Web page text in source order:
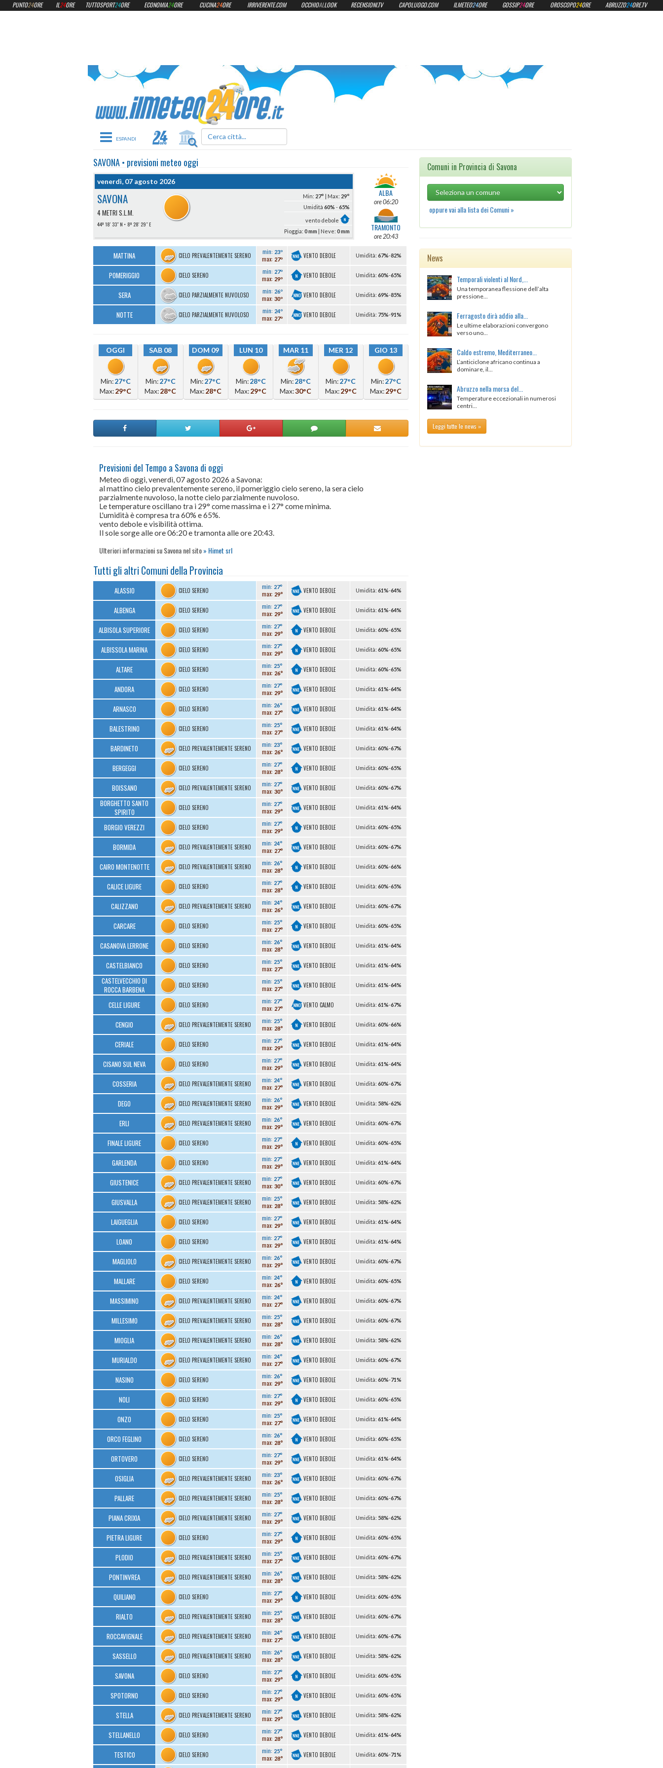
ilmeteo24ore.it
Toggle navigation
SAVONA• previsioni meteo oggi
venerdì, 07 agosto 2026
SAVONA
4 METRI S.L.M.
44º 18′ 33″ N 8º 28′ 29″ E
Min: 27° | Max: 29°
Umidità60%-65%
vento debole
Pioggia:0 mm | Neve:0 mm
ALBA
ore 06:20
TRAMONTO
ore 20:43
MATTINA CIELO PREVALENTEMENTE SERENO min: 23º
max: 27º VENTO DEBOLE Umidità: 67%-82%
POMERIGGIO CIELO SERENO min: 27º
max: 29º VENTO DEBOLE Umidità: 60%-65%
SERA CIELO PARZIALMENTE NUVOLOSO min: 26º
max: 30º VENTO DEBOLE Umidità: 69%-85%
NOTTE CIELO PARZIALMENTE NUVOLOSO min: 24º
max: 27º VENTO DEBOLE Umidità: 75%-91%
OGGI
Min:27°C
Max:29°C
SAB 08
Min:27°C
Max:28°C
DOM 09
Min:27°C
Max:28°C
LUN 10
Min:28°C
Max:29°C
MAR 11
Min:28°C
Max:30°C
MER 12
Min:27°C
Max:29°C
GIO 13
Min:27°C
Max:29°C
Previsioni del Tempo a Savona di oggi
Meteo di oggi, venerdì, 07 agosto 2026 a Savona:
al mattino cielo prevalentemente sereno, il pomeriggio cielo sereno, la sera cielo
parzialmente nuvoloso, la notte cielo parzialmente nuvoloso.
Le temperature oscillano tra i 29° come massima e i 27° come minima.
L'umidità è compresa tra 60% e 65%.
vento debole e visibilità ottima.
Il sole sorge alle ore 06:20 e tramonta alle ore 20:43.
Ulteriori informazioni su Savona nel sito Himet srl
Tutti gli altri Comuni della Provincia
ALASSIO CIELO SERENO min: 27°
max: 29° VENTO DEBOLE Umidità: 61%-64%
ALBENGA CIELO SERENO min: 27°
max: 29° VENTO DEBOLE Umidità: 61%-64%
ALBISOLA SUPERIORE CIELO SERENO min: 27°
max: 29° VENTO DEBOLE Umidità: 60%-65%
ALBISSOLA MARINA CIELO SERENO min: 27°
max: 29° VENTO DEBOLE Umidità: 60%-65%
ALTARE CIELO SERENO min: 25°
max: 26° VENTO DEBOLE Umidità: 60%-65%
ANDORA CIELO SERENO min: 27°
max: 29° VENTO DEBOLE Umidità: 61%-64%
ARNASCO CIELO SERENO min: 26°
max: 27° VENTO DEBOLE Umidità: 61%-64%
BALESTRINO CIELO SERENO min: 25°
max: 27° VENTO DEBOLE Umidità: 61%-64%
BARDINETO CIELO PREVALENTEMENTE SERENO min: 23°
max: 26° VENTO DEBOLE Umidità: 60%-67%
BERGEGGI CIELO SERENO min: 27°
max: 28° VENTO DEBOLE Umidità: 60%-65%
BOISSANO CIELO PREVALENTEMENTE SERENO min: 27°
max: 30° VENTO DEBOLE Umidità: 60%-67%
BORGHETTO SANTO
SPIRITO
CIELO SERENO min: 27°
max: 29° VENTO DEBOLE Umidità: 61%-64%
BORGIO VEREZZI CIELO SERENO min: 27°
max: 29° VENTO DEBOLE Umidità: 60%-65%
BORMIDA CIELO PREVALENTEMENTE SERENO min: 24°
max: 27° VENTO DEBOLE Umidità: 60%-67%
CAIRO MONTENOTTE CIELO PREVALENTEMENTE SERENO min: 26°
max: 28° VENTO DEBOLE Umidità: 60%-66%
CALICE LIGURE CIELO SERENO min: 27°
max: 28° VENTO DEBOLE Umidità: 60%-65%
CALIZZANO CIELO PREVALENTEMENTE SERENO min: 24°
max: 26° VENTO DEBOLE Umidità: 60%-67%
CARCARE CIELO SERENO min: 25°
max: 27° VENTO DEBOLE Umidità: 60%-65%
CASANOVA LERRONE CIELO SERENO min: 26°
max: 28° VENTO DEBOLE Umidità: 61%-64%
CASTELBIANCO CIELO SERENO min: 25°
max: 27° VENTO DEBOLE Umidità: 61%-64%
CASTELVECCHIO DI
ROCCA BARBENA
CIELO SERENO min: 25°
max: 27° VENTO DEBOLE Umidità: 61%-64%
CELLE LIGURE CIELO SERENO min: 27°
max: 27° VENTO CALMO Umidità: 61%-67%
CENGIO CIELO PREVALENTEMENTE SERENO min: 25°
max: 28° VENTO DEBOLE Umidità: 60%-66%
CERIALE CIELO SERENO min: 27°
max: 29° VENTO DEBOLE Umidità: 61%-64%
CISANO SUL NEVA CIELO SERENO min: 27°
max: 29° VENTO DEBOLE Umidità: 61%-64%
COSSERIA CIELO PREVALENTEMENTE SERENO min: 24°
max: 27° VENTO DEBOLE Umidità: 60%-67%
DEGO CIELO PREVALENTEMENTE SERENO min: 26°
max: 29° VENTO DEBOLE Umidità: 58%-62%
ERLI CIELO PREVALENTEMENTE SERENO min: 26°
max: 29° VENTO DEBOLE Umidità: 60%-67%
FINALE LIGURE CIELO SERENO min: 27°
max: 29° VENTO DEBOLE Umidità: 60%-65%
GARLENDA CIELO SERENO min: 27°
max: 29° VENTO DEBOLE Umidità: 61%-64%
GIUSTENICE CIELO PREVALENTEMENTE SERENO min: 27°
max: 30° VENTO DEBOLE Umidità: 60%-67%
GIUSVALLA CIELO PREVALENTEMENTE SERENO min: 25°
max: 28° VENTO DEBOLE Umidità: 58%-62%
LAIGUEGLIA CIELO SERENO min: 27°
max: 29° VENTO DEBOLE Umidità: 61%-64%
LOANO CIELO SERENO min: 27°
max: 29° VENTO DEBOLE Umidità: 61%-64%
MAGLIOLO CIELO PREVALENTEMENTE SERENO min: 26°
max: 29° VENTO DEBOLE Umidità: 60%-67%
MALLARE CIELO SERENO min: 24°
max: 26° VENTO DEBOLE Umidità: 60%-65%
MASSIMINO CIELO PREVALENTEMENTE SERENO min: 24°
max: 27° VENTO DEBOLE Umidità: 60%-67%
MILLESIMO CIELO PREVALENTEMENTE SERENO min: 25°
max: 28° VENTO DEBOLE Umidità: 60%-67%
MIOGLIA CIELO PREVALENTEMENTE SERENO min: 26°
max: 28° VENTO DEBOLE Umidità: 58%-62%
MURIALDO CIELO PREVALENTEMENTE SERENO min: 24°
max: 27° VENTO DEBOLE Umidità: 60%-67%
NASINO CIELO SERENO min: 26°
max: 29° VENTO DEBOLE Umidità: 60%-71%
NOLI CIELO SERENO min: 27°
max: 29° VENTO DEBOLE Umidità: 60%-65%
ONZO CIELO SERENO min: 25°
max: 27° VENTO DEBOLE Umidità: 61%-64%
ORCO FEGLINO CIELO SERENO min: 26°
max: 28° VENTO DEBOLE Umidità: 60%-65%
ORTOVERO CIELO SERENO min: 27°
max: 29° VENTO DEBOLE Umidità: 61%-64%
OSIGLIA CIELO PREVALENTEMENTE SERENO min: 23°
max: 26° VENTO DEBOLE Umidità: 60%-67%
PALLARE CIELO PREVALENTEMENTE SERENO min: 25°
max: 28° VENTO DEBOLE Umidità: 60%-67%
PIANA CRIXIA CIELO PREVALENTEMENTE SERENO min: 27°
max: 29° VENTO DEBOLE Umidità: 58%-62%
PIETRA LIGURE CIELO SERENO min: 27°
max: 29° VENTO DEBOLE Umidità: 60%-65%
PLODIO CIELO PREVALENTEMENTE SERENO min: 25°
max: 27° VENTO DEBOLE Umidità: 60%-67%
PONTINVREA CIELO PREVALENTEMENTE SERENO min: 26°
max: 28° VENTO DEBOLE Umidità: 58%-62%
QUILIANO CIELO SERENO min: 27°
max: 29° VENTO DEBOLE Umidità: 60%-65%
RIALTO CIELO PREVALENTEMENTE SERENO min: 25°
max: 28° VENTO DEBOLE Umidità: 60%-67%
ROCCAVIGNALE CIELO PREVALENTEMENTE SERENO min: 24°
max: 27° VENTO DEBOLE Umidità: 60%-67%
SASSELLO CIELO PREVALENTEMENTE SERENO min: 26°
max: 28° VENTO DEBOLE Umidità: 58%-62%
SAVONA CIELO SERENO min: 27°
max: 29° VENTO DEBOLE Umidità: 60%-65%
SPOTORNO CIELO SERENO min: 27°
max: 29° VENTO DEBOLE Umidità: 60%-65%
STELLA CIELO PREVALENTEMENTE SERENO min: 27°
max: 29° VENTO DEBOLE Umidità: 58%-62%
STELLANELLO CIELO SERENO min: 27°
max: 28° VENTO DEBOLE Umidità: 61%-64%
TESTICO CIELO SERENO min: 25°
max: 28° VENTO DEBOLE Umidità: 60%-71%
Comuni in Provincia di Savona
oppure vai alla lista dei Comuni »
News
Temporali violenti al Nord,...
Una temporanea flessione dell’alta
pressione...
Ferragosto dirà addio alla...
Le ultime elaborazioni convergono
verso uno...
Caldo estremo, Mediterraneo...
L’anticiclone africano continua a
dominare, il...
Abruzzo nella morsa del...
Temperature eccezionali in numerosi
centri...
Leggi tutte le news »
PUNTO24ORE IL24ORE TUTTOSPORT24ORE ECONOMIA24ORE CUCINA24ORE IRRIVERENTE.COM OCCHIOALLOOK RECENSIONI.TV CAPOLUOGO.COM ILMETEO24ORE GOSSIP24ORE OROSCOPO24ORE ABRUZZO24ORE.TV